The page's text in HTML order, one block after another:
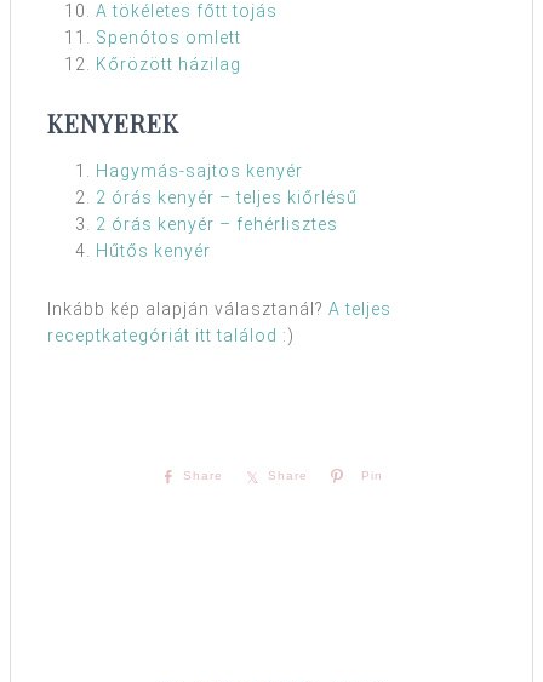
A tökéletes főtt tojás
Spenótos omlett
Kőrözött házilag
KENYEREK
Hagymás-sajtos kenyér
2 órás kenyér – teljes kiőrlésű
2 órás kenyér – fehérlisztes
Hűtős kenyér
Inkább kép alapján választanál? A teljes
receptkategóriát itt találod :)
Share Share Pin